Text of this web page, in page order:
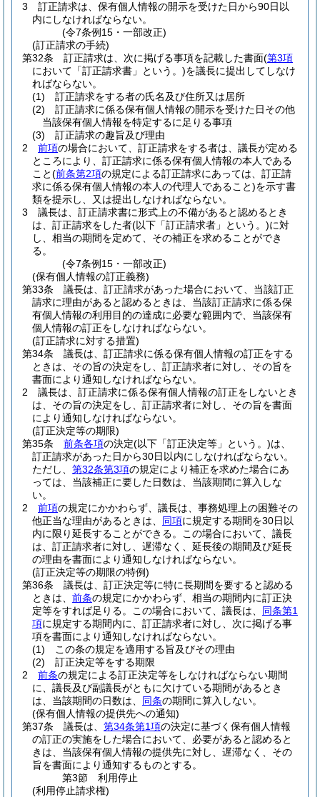
3
訂正請求は、保有個人情報の開示を受けた日から90日以
内にしなければならない。
(令7条例15・一部改正)
(訂正請求の手続)
第32条
訂正請求は、次に掲げる事項を記載した書面(第3項
において「訂正請求書」という。)を議長に提出してしなけ
ればならない。
(1)
訂正請求をする者の氏名及び住所又は居所
(2)
訂正請求に係る保有個人情報の開示を受けた日その他
当該保有個人情報を特定するに足りる事項
(3)
訂正請求の趣旨及び理由
2
前項の場合において、訂正請求をする者は、議長が定める
ところにより、訂正請求に係る保有個人情報の本人である
こと(前条第2項の規定による訂正請求にあっては、訂正請
求に係る保有個人情報の本人の代理人であること)を示す書
類を提示し、又は提出しなければならない。
3
議長は、訂正請求書に形式上の不備があると認めるとき
は、訂正請求をした者(以下「訂正請求者」という。)に対
し、相当の期間を定めて、その補正を求めることができ
る。
(令7条例15・一部改正)
(保有個人情報の訂正義務)
第33条
議長は、訂正請求があった場合において、当該訂正
請求に理由があると認めるときは、当該訂正請求に係る保
有個人情報の利用目的の達成に必要な範囲内で、当該保有
個人情報の訂正をしなければならない。
(訂正請求に対する措置)
第34条
議長は、訂正請求に係る保有個人情報の訂正をする
ときは、その旨の決定をし、訂正請求者に対し、その旨を
書面により通知しなければならない。
2
議長は、訂正請求に係る保有個人情報の訂正をしないとき
は、その旨の決定をし、訂正請求者に対し、その旨を書面
により通知しなければならない。
(訂正決定等の期限)
第35条
前条各項の決定(以下「訂正決定等」という。)は、
訂正請求があった日から30日以内にしなければならない。
ただし、 第32条第3項の規定により補正を求めた場合にあ
っては、当該補正に要した日数は、当該期間に算入しな
い。
2
前項の規定にかかわらず、議長は、事務処理上の困難その
他正当な理由があるときは、 同項に規定する期間を30日以
内に限り延長することができる。
この場合において、議長
は、訂正請求者に対し、遅滞なく、延長後の期間及び延長
の理由を書面により通知しなければならない。
(訂正決定等の期限の特例)
第36条
議長は、訂正決定等に特に長期間を要すると認める
ときは、 前条の規定にかかわらず、相当の期間内に訂正決
定等をすれば足りる。
この場合において、議長は、 同条第1
項に規定する期間内に、訂正請求者に対し、次に掲げる事
項を書面により通知しなければならない。
(1)
この条の規定を適用する旨及びその理由
(2)
訂正決定等をする期限
2
前条の規定による訂正決定等をしなければならない期間
に、議長及び副議長がともに欠けている期間があるとき
は、当該期間の日数は、 同条の期間に算入しない。
(保有個人情報の提供先への通知)
第37条
議長は、 第34条第1項の決定に基づく保有個人情報
の訂正の実施をした場合において、必要があると認めると
きは、当該保有個人情報の提供先に対し、遅滞なく、その
旨を書面により通知するものとする。
第3節
利用停止
(利用停止請求権)